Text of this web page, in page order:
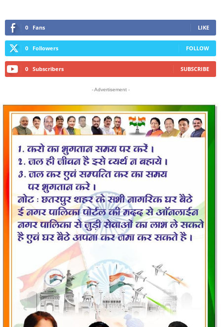
0 Fans LIKE
0 Followers FOLLOW
0 Subscribers SUBSCRIBE
- Advertisement -